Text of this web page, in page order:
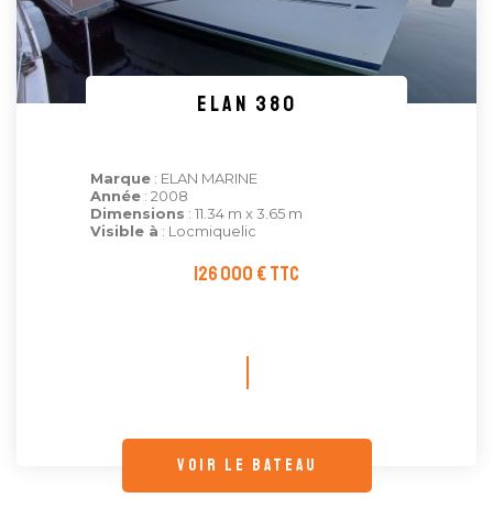
ELAN 380
Marque: ELAN MARINE
Année: 2008
Dimensions : 11.34 m x 3.65 m
Visible à : Locmiquelic
126 000 € TTC
voir le bateau